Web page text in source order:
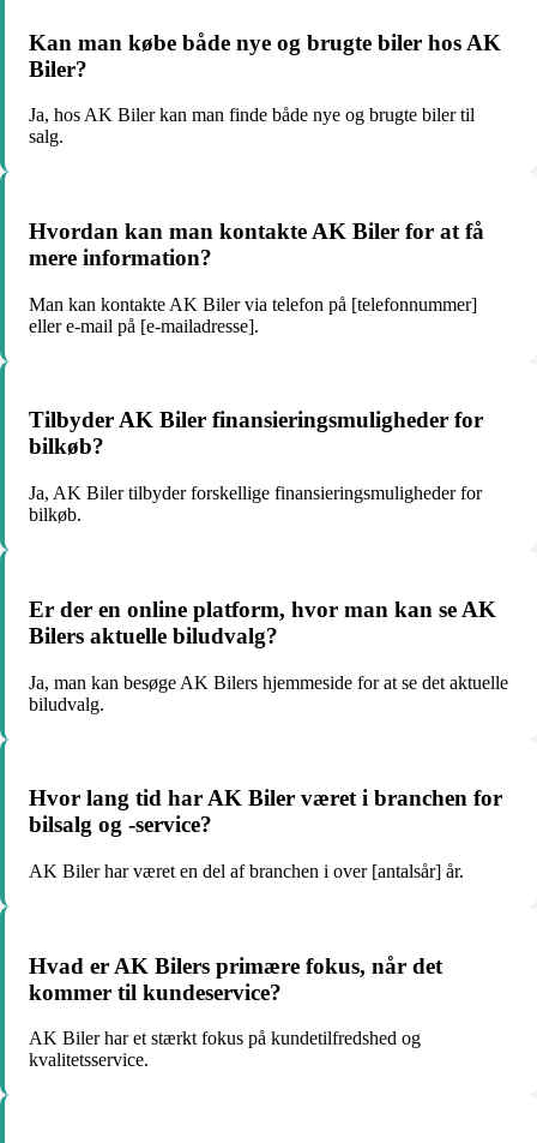
Kan man købe både nye og brugte biler hos AK
Biler?
Ja, hos AK Biler kan man finde både nye og brugte biler til
salg.
Hvordan kan man kontakte AK Biler for at få
mere information?
Man kan kontakte AK Biler via telefon på [telefonnummer]
eller e-mail på [e-mailadresse].
Tilbyder AK Biler finansieringsmuligheder for
bilkøb?
Ja, AK Biler tilbyder forskellige finansieringsmuligheder for
bilkøb.
Er der en online platform, hvor man kan se AK
Bilers aktuelle biludvalg?
Ja, man kan besøge AK Bilers hjemmeside for at se det aktuelle
biludvalg.
Hvor lang tid har AK Biler været i branchen for
bilsalg og -service?
AK Biler har været en del af branchen i over [antalsår] år.
Hvad er AK Bilers primære fokus, når det
kommer til kundeservice?
AK Biler har et stærkt fokus på kundetilfredshed og
kvalitetsservice.